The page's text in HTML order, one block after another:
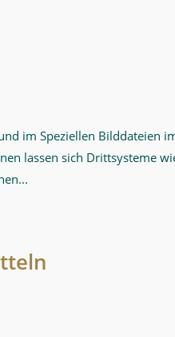
im Speziellen
lassen sich Drittsysteme